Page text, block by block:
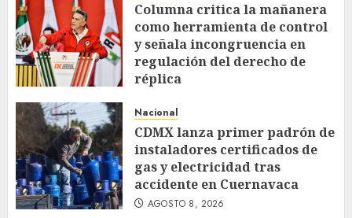
Columna critica la mañanera
como herramienta de control
y señala incongruencia en
regulación del derecho de
réplica
Nacional
CDMX lanza primer padrón de
instaladores certificados de
gas y electricidad tras
accidente en Cuernavaca
AGOSTO 8, 2026